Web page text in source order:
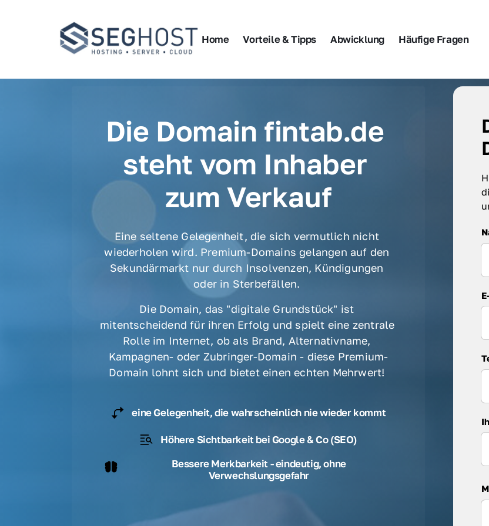
Home Vorteile & Tipps Abwicklung Häufige Fragen
Die Domain fintab.de
steht vom Inhaber
zum Verkauf
Eine seltene Gelegenheit, die sich vermutlich nicht
wiederholen wird. Premium-Domains gelangen auf den
Sekundärmarkt nur durch Insolvenzen, Kündigungen
oder in Sterbefällen.
Die Domain, das "digitale Grundstück" ist
mitentscheidend für ihren Erfolg und spielt eine zentrale
Rolle im Internet, ob als Brand, Alternativname,
Kampagnen- oder Zubringer-Domain - diese Premium-
Domain lohnt sich und bietet einen echten Mehrwert!
eine Gelegenheit, die wahrscheinlich nie wieder kommt
Höhere Sichtbarkeit bei Google & Co (SEO)
Bessere Merkbarkeit - eindeutig, ohne
Verwechslungsgefahr